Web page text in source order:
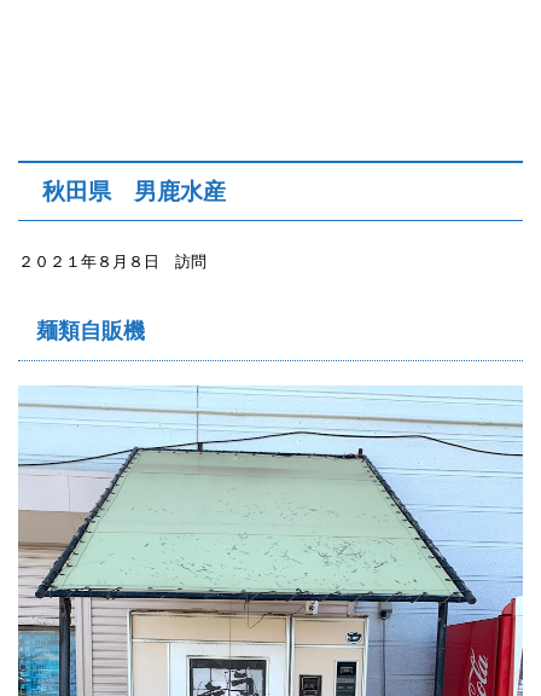
秋田県 男鹿水産
２０２１年８月８日 訪問
麺類自販機